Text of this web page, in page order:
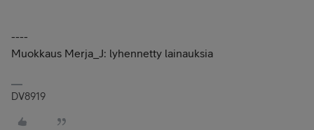
----
Muokkaus Merja_J: lyhennetty lainauksia
DV8919